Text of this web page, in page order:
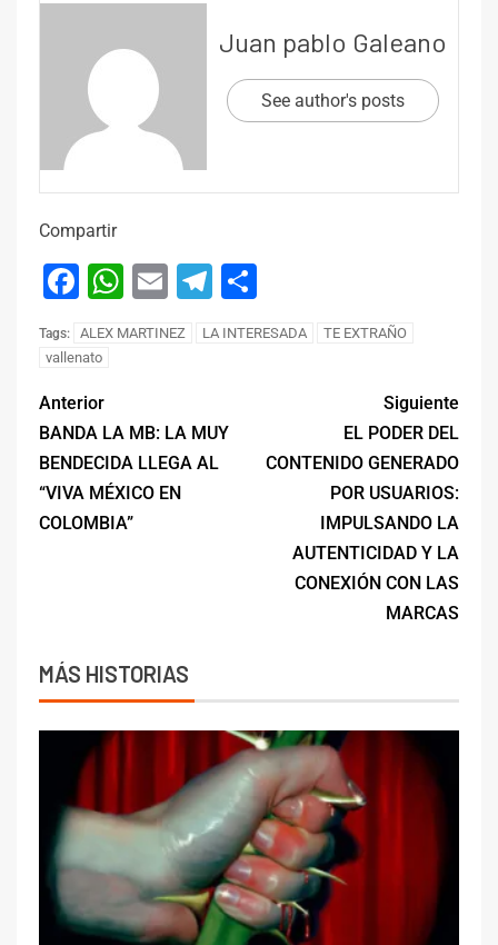
Juan pablo Galeano
See author's posts
Compartir
Facebook
WhatsApp
EmailTelegram
Tags: ALEX MARTINEZ LA INTERESADA
TE EXTRAÑO
vallenato
Anterior
BANDA LA MB: LA MUY
BENDECIDA LLEGA AL
“VIVA MÉXICO EN
COLOMBIA”
Siguiente
EL PODER DEL
CONTENIDO GENERADO
POR USUARIOS:
IMPULSANDO LA
AUTENTICIDAD Y LA
CONEXIÓN CON LAS
MARCAS
MÁS HISTORIAS